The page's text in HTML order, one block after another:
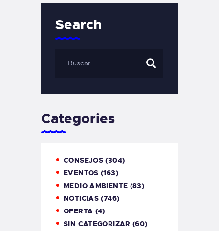
Search
Categories
CONSEJOS (304)
EVENTOS (163)
MEDIO AMBIENTE (83)
NOTICIAS (746)
OFERTA (4)
SIN CATEGORIZAR (60)